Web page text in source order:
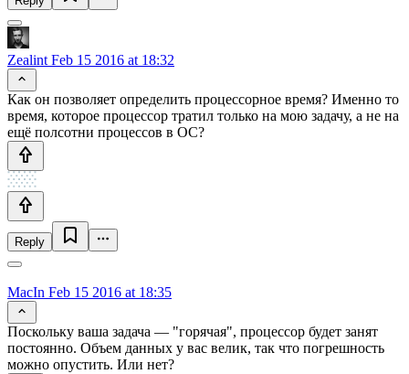
Zealint Feb 15 2016 at 18:32
Как он позволяет определить процессорное время? Именно то
время, которое процессор тратил только на мою задачу, а не на
ещё полсотни процессов в ОС?
Reply
MacIn Feb 15 2016 at 18:35
Поскольку ваша задача — "горячая", процессор будет занят
постоянно. Объем данных у вас велик, так что погрешность
можно опустить. Или нет?